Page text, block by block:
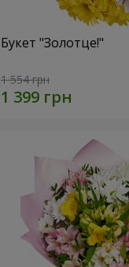
Букет "Золотце!"
1 554 грн